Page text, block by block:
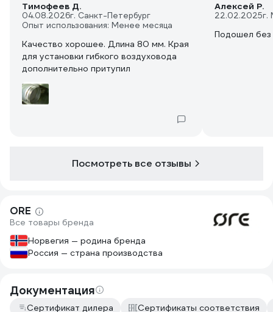
Тимофеев Д.
04.08.2026г. Санкт-Петербург
Опыт использования: Менее месяца
Качество хорошее. Длина 80 мм. Края
для установки гибкого воздуховода
дополнительно притупил
Алексей Р.
22.02.2025г.
Подошел
Посмотреть все отзывы
ORE
Все товары бренда
Норвегия — родина бренда
Россия — страна производства
Документация
Сертификат дилера Сертификаты соответствия